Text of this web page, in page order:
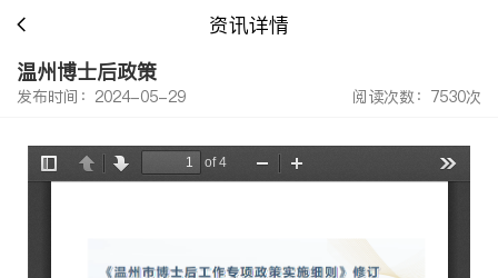
资讯详情
温州博士后政策
发布时间：2024-05-29 阅读次数：7530次